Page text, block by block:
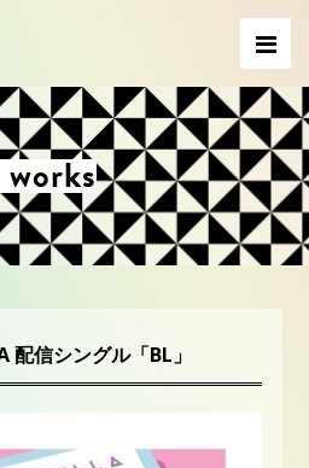
配信シングル「BL」